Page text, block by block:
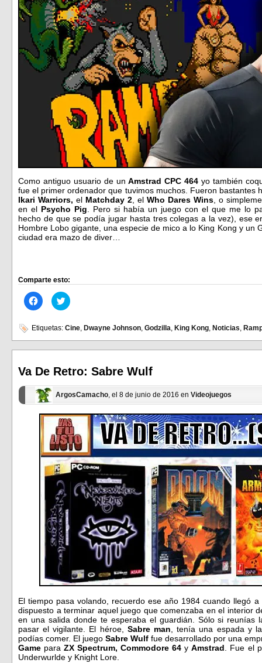
Como antiguo usuario de unAmstrad CPC 464 yo también
fue el primer ordenador que tuvimos muchos. Fueron bastantes
Ikari Warriors, el Matchday 2 , el Who Dares Wins , o
en el Psycho Pig . Pero si había un juego con el que me lo
hecho de que se podía jugar hasta tres colegas a la vez), ese
Hombre Lobo gigante, una especie de mico a lo King Kong y un
ciudad era mazo de diver…
Comparte esto:
Haz
clic
en
Facebook
(Se
abre
ventana
nueva)
Haz
clic
en
Twitter
(Se
abre
ventana
nueva)
Etiquetas: Cine, Dwayne Johnson, Godzilla, King Kong, Noticias,
Va De Retro: Sabre Wulf
ArgosCamacho, el 8 de junio de 2016 en Videojuegos
El tiempo pasa volando, recuerdo ese año 1984 cuando llegó
dispuesto a terminar aquel juego que comenzaba en el interior
en una salida donde te esperaba el guardián. Sólo si reunías
pasar el vigilante. El héroe, Sabre man, tenía una espada y
podías comer. El juego Sabre Wulf fue desarrollado por una
Game paraZX Spectrum, Commodore 64 yAmstrad. Fue el
Underwurlde y Knight Lore.